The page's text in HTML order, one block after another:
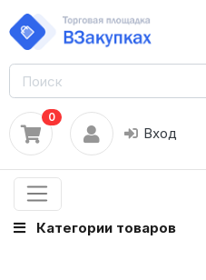
0
Вход
Категории товаров